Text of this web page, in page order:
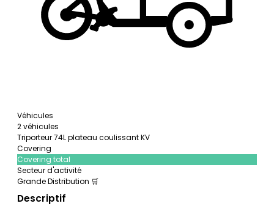
Véhicules
2 véhicules
Triporteur 74L plateau coulissant KV
Covering
Covering total
Secteur d'activité
Grande Distribution 🛒
Descriptif